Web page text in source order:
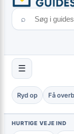
⌕
☰
Ryd op Få
HURTIGE VEJE IND